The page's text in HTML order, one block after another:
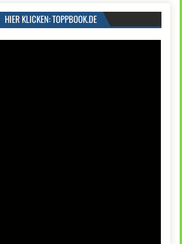
HIER KLICKEN: TOPPBOOK.DE